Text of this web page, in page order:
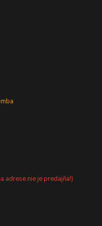
adrese nie je predajňa!)